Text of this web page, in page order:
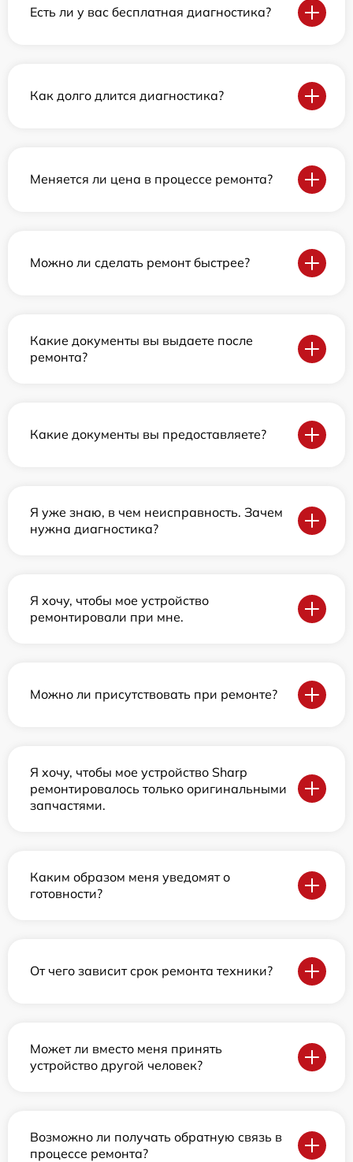
Есть ли у вас бесплатная диагностика?
Как долго длится диагностика?
Меняется ли цена в процессе ремонта?
Можно ли сделать ремонт быстрее?
Какие документы вы выдаете после
ремонта?
Какие документы вы предоставляете?
Я уже знаю, в чем неисправность. Зачем
нужна диагностика?
Я хочу, чтобы мое устройство
ремонтировали при мне.
Можно ли присутствовать при ремонте?
Я хочу, чтобы мое устройство Sharp
ремонтировалось только оригинальными
запчастями.
Каким образом меня уведомят о
готовности?
От чего зависит срок ремонта техники?
Может ли вместо меня принять
устройство другой человек?
Возможно ли получать обратную связь в
процессе ремонта?